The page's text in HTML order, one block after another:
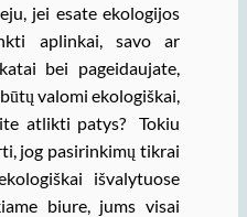
jei esate ekologijos
aplinkai, savo ar
bei pageidaujate,
valomi ekologiškai,
atlikti patys? Tokiu
jog pasirinkimų tikrai
išvalytuose
biure, jums visai